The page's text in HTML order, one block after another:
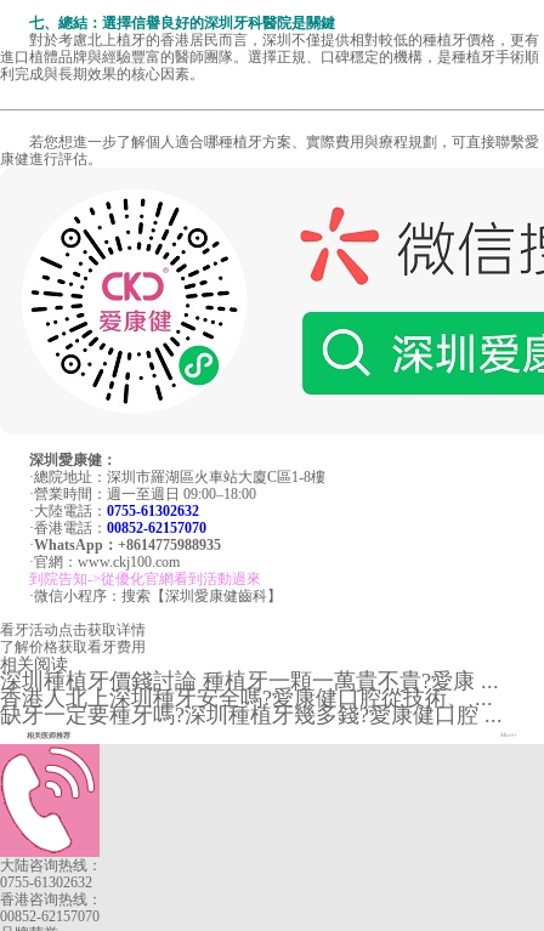
七、總結：選擇信譽良好的深圳牙科醫院是關鍵
對於考慮北上植牙的香港居民而言，深圳不僅提供相對較低的種植牙價格，更有
進口植體品牌與經驗豐富的醫師團隊。選擇正規、口碑穩定的機構，是種植牙手術順
利完成與長期效果的核心因素。
若您想進一步了解個人適合哪種植牙方案、實際費用與療程規劃，可直接聯繫愛
康健進行評估。
深圳愛康健：
·總院地址：深圳市羅湖區火車站大廈C區1-8樓
·營業時間：週一至週日 09:00–18:00
·大陸電話： 0755-61302632
·香港電話： 00852-62157070
·WhatsApp：+8614775988935
·官網：www.ckj100.com
到院告知->從優化官網看到活動過來
·微信小程序：搜索【深圳愛康健齒科】
看牙活动点击获取详情
了解价格获取看牙费用
相关阅读
深圳種植牙價錢討論 種植牙一顆一萬貴不貴?愛康 ...
香港人北上深圳種牙安全嗎?愛康健口腔從技術、 ...
缺牙一定要種牙嗎?深圳種植牙幾多錢?愛康健口腔 ...
相关医师推荐 More+
大陆咨询热线：
0755-61302632
香港咨询热线：
00852-62157070